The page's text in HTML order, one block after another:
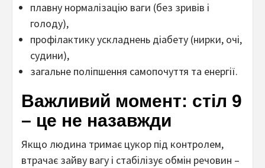
плавну нормалізацію ваги (без зривів і
голоду),
профілактику ускладнень діабету (нирки, очі,
судини),
загальне поліпшення самопочуття та енергії.
Важливий момент: стіл 9
– це не назавжди
Якщо людина тримає цукор під контролем,
втрачає зайву вагу і стабілізує обмін речовин –